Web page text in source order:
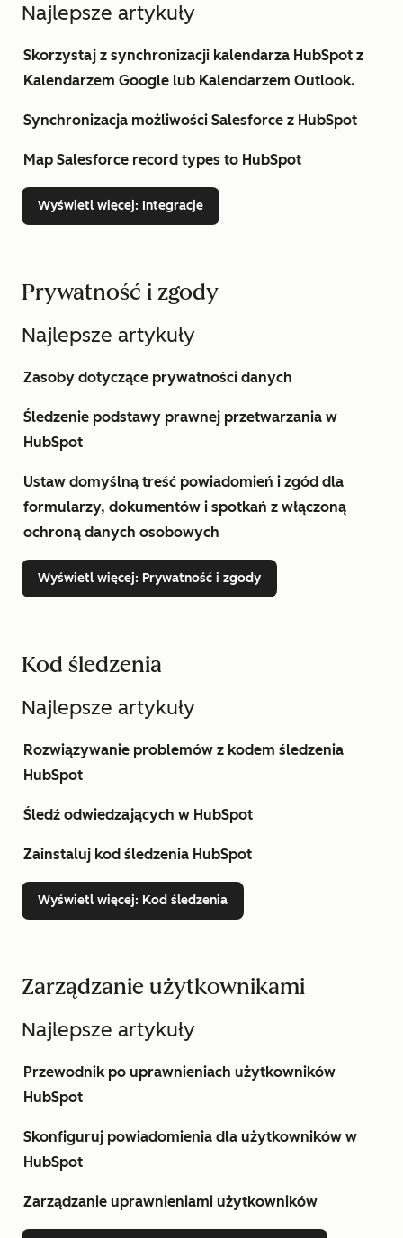
Najlepsze artykuły
Skorzystaj z synchronizacji kalendarza HubSpot z
Kalendarzem Google lub Kalendarzem Outlook.
Synchronizacja możliwości Salesforce z HubSpot
Map Salesforce record types to HubSpot
Wyświetl więcej: Integracje
Prywatność i zgody
Najlepsze artykuły
Zasoby dotyczące prywatności danych
Śledzenie podstawy prawnej przetwarzania w
HubSpot
Ustaw domyślną treść powiadomień i zgód dla
formularzy, dokumentów i spotkań z włączoną
ochroną danych osobowych
Wyświetl więcej: Prywatność i zgody
Kod śledzenia
Najlepsze artykuły
Rozwiązywanie problemów z kodem śledzenia
HubSpot
Śledź odwiedzających w HubSpot
Zainstaluj kod śledzenia HubSpot
Wyświetl więcej: Kod śledzenia
Zarządzanie użytkownikami
Najlepsze artykuły
Przewodnik po uprawnieniach użytkowników
HubSpot
Skonfiguruj powiadomienia dla użytkowników w
HubSpot
Zarządzanie uprawnieniami użytkowników